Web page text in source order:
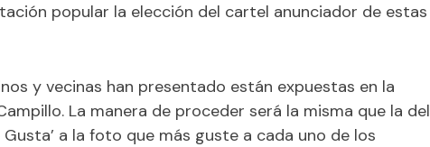
popular la elección del cartel anunciador de estas
y vecinas han presentado están expuestas en la
La manera de proceder será la misma que la del
Gusta’ a la foto que más guste a cada uno de los